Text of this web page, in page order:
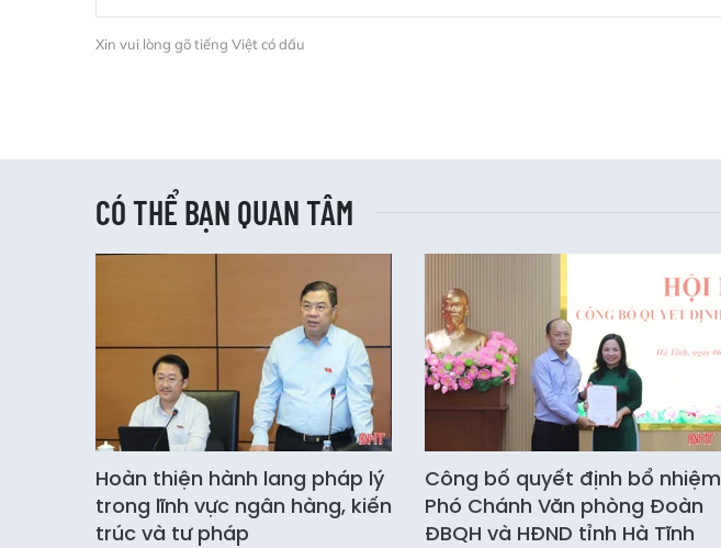
Xin vui lòng gõ tiếng Việt có dấu
CÓ THỂ BẠN QUAN TÂM
Hoàn thiện hành lang pháp lý
trong lĩnh vực ngân hàng, kiến
trúc và tư pháp
Công bố quyết định bổ nhiệm
Phó Chánh Văn phòng Đoàn
ĐBQH và HĐND tỉnh Hà Tĩnh